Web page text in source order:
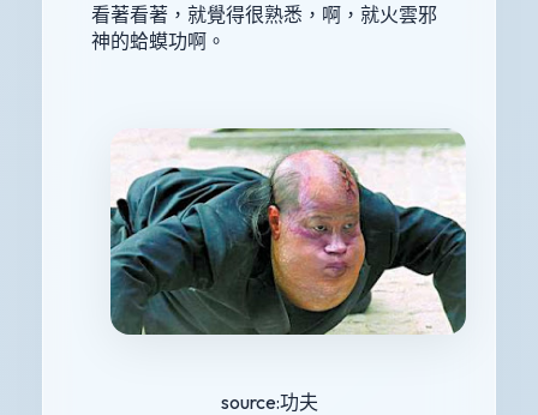
看著看著，就覺得很熟悉，啊，就火雲邪
神的蛤蟆功啊。
source:功夫